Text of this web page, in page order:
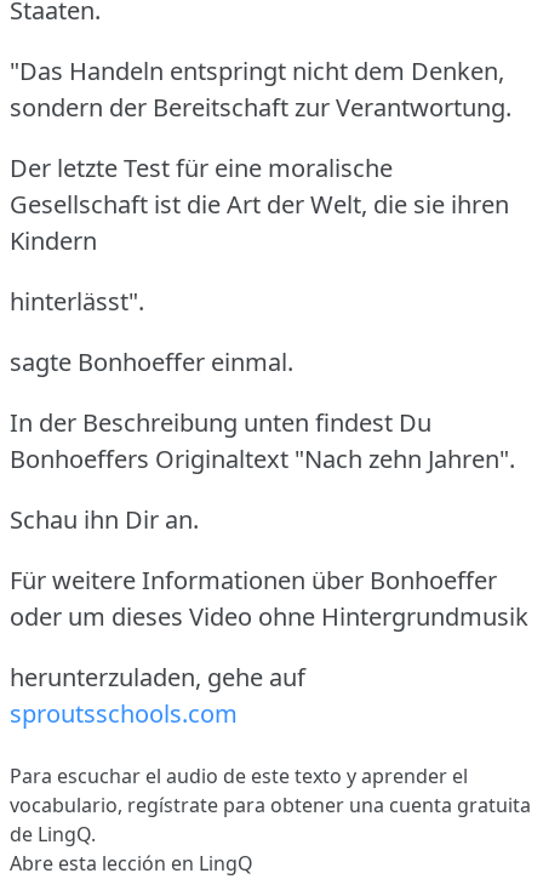
Staaten.
"Das Handeln entspringt nicht dem Denken,
sondern der Bereitschaft zur Verantwortung.
Der letzte Test für eine moralische
Gesellschaft ist die Art der Welt, die sie ihren
Kindern
hinterlässt".
sagte Bonhoeffer einmal.
In der Beschreibung unten findest Du
Bonhoeffers Originaltext "Nach zehn Jahren".
Schau ihn Dir an.
Für weitere Informationen über Bonhoeffer
oder um dieses Video ohne Hintergrundmusik
herunterzuladen, gehe auf
sproutsschools.com
Para escuchar el audio de este texto y aprender el
vocabulario, regístrate para obtener una cuenta gratuita
de LingQ.
Abre esta lección en LingQ